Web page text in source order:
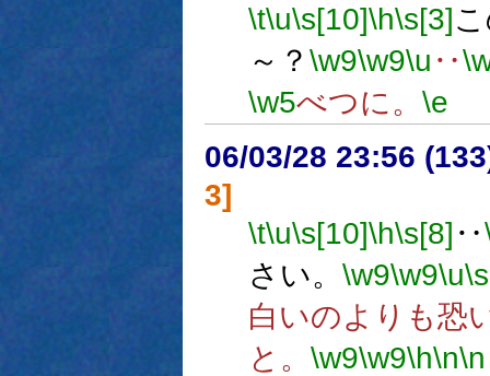
\t\u\s[10]\h\s[3]
～？ \w9\w9\u ‥
\w5べつに。 \e
06/03/28 23:56
3]
\t\u\s[10]\h\s[8] ‥
さい。 \w9\w9\u
白いのよりも恐
と。 \w9\w9\h\n\n